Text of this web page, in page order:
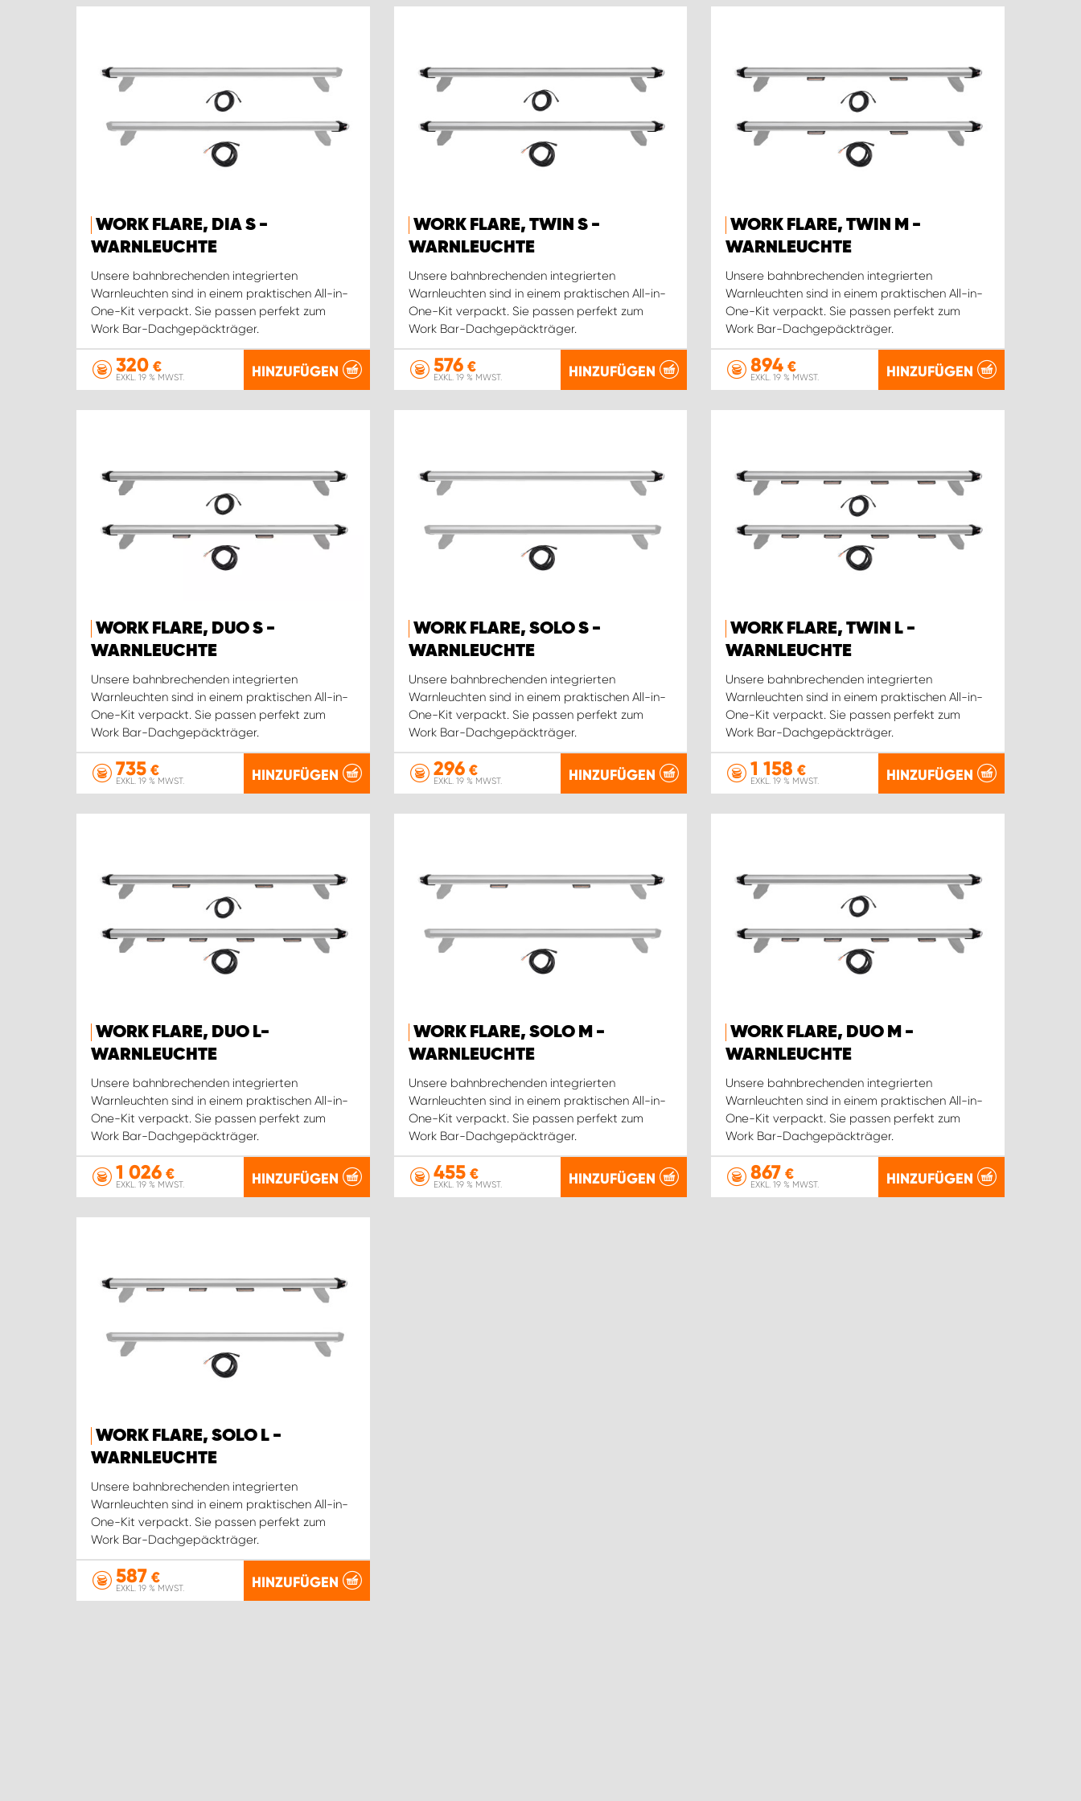
WORK FLARE, DIA S -
WARNLEUCHTE
Unsere bahnbrechenden integrierten
Warnleuchten sind in einem praktischen All-in-
One-Kit verpackt. Sie passen perfekt zum
Work Bar-Dachgepäckträger.
320 €
EXKL. 19 % MWST. HINZUFÜGEN
WORK FLARE, TWIN S -
WARNLEUCHTE
Unsere bahnbrechenden integrierten
Warnleuchten sind in einem praktischen All-in-
One-Kit verpackt. Sie passen perfekt zum
Work Bar-Dachgepäckträger.
576€
EXKL. 19 % MWST. HINZUFÜGEN
WORK FLARE, TWIN M -
WARNLEUCHTE
Unsere bahnbrechenden integrierten
Warnleuchten sind in einem praktischen All-in-
One-Kit verpackt. Sie passen perfekt zum
Work Bar-Dachgepäckträger.
894 €
EXKL. 19 % MWST. HINZUFÜGEN
WORK FLARE, DUO S -
WARNLEUCHTE
Unsere bahnbrechenden integrierten
Warnleuchten sind in einem praktischen All-in-
One-Kit verpackt. Sie passen perfekt zum
Work Bar-Dachgepäckträger.
735 €
EXKL. 19 % MWST. HINZUFÜGEN
WORK FLARE, SOLO S -
WARNLEUCHTE
Unsere bahnbrechenden integrierten
Warnleuchten sind in einem praktischen All-in-
One-Kit verpackt. Sie passen perfekt zum
Work Bar-Dachgepäckträger.
296€
EXKL. 19 % MWST. HINZUFÜGEN
WORK FLARE, TWIN L -
WARNLEUCHTE
Unsere bahnbrechenden integrierten
Warnleuchten sind in einem praktischen All-in-
One-Kit verpackt. Sie passen perfekt zum
Work Bar-Dachgepäckträger.
1 158 €
EXKL. 19 % MWST. HINZUFÜGEN
WORK FLARE, DUO L-
WARNLEUCHTE
Unsere bahnbrechenden integrierten
Warnleuchten sind in einem praktischen All-in-
One-Kit verpackt. Sie passen perfekt zum
Work Bar-Dachgepäckträger.
1 026 €
EXKL. 19 % MWST. HINZUFÜGEN
WORK FLARE, SOLO M -
WARNLEUCHTE
Unsere bahnbrechenden integrierten
Warnleuchten sind in einem praktischen All-in-
One-Kit verpackt. Sie passen perfekt zum
Work Bar-Dachgepäckträger.
455€
EXKL. 19 % MWST. HINZUFÜGEN
WORK FLARE, DUO M -
WARNLEUCHTE
Unsere bahnbrechenden integrierten
Warnleuchten sind in einem praktischen All-in-
One-Kit verpackt. Sie passen perfekt zum
Work Bar-Dachgepäckträger.
867 €
EXKL. 19 % MWST. HINZUFÜGEN
WORK FLARE, SOLO L -
WARNLEUCHTE
Unsere bahnbrechenden integrierten
Warnleuchten sind in einem praktischen All-in-
One-Kit verpackt. Sie passen perfekt zum
Work Bar-Dachgepäckträger.
587 €
EXKL. 19 % MWST. HINZUFÜGEN